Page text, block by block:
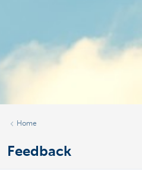
Home
Feedback